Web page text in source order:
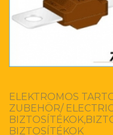
ELEKTROMOS
ZUBEHÖR/
BIZTOSÍTÉKOK